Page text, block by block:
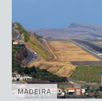
MADEIRA